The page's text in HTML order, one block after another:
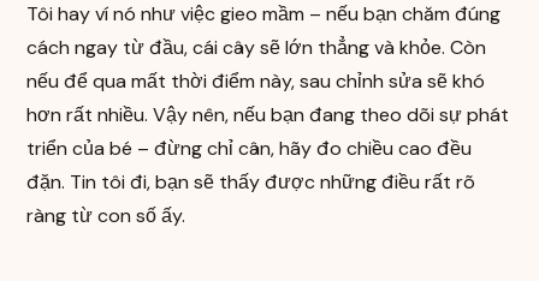
Tôi hay ví nó như việc gieo mầm – nếu bạn chăm đúng
cách ngay từ đầu, cái cây sẽ lớn thẳng và khỏe. Còn
nếu để qua mất thời điểm này, sau chỉnh sửa sẽ khó
hơn rất nhiều. Vậy nên, nếu bạn đang theo dõi sự phát
triển của bé – đừng chỉ cân, hãy đo chiều cao đều
đặn. Tin tôi đi, bạn sẽ thấy được những điều rất rõ
ràng từ con số ấy.